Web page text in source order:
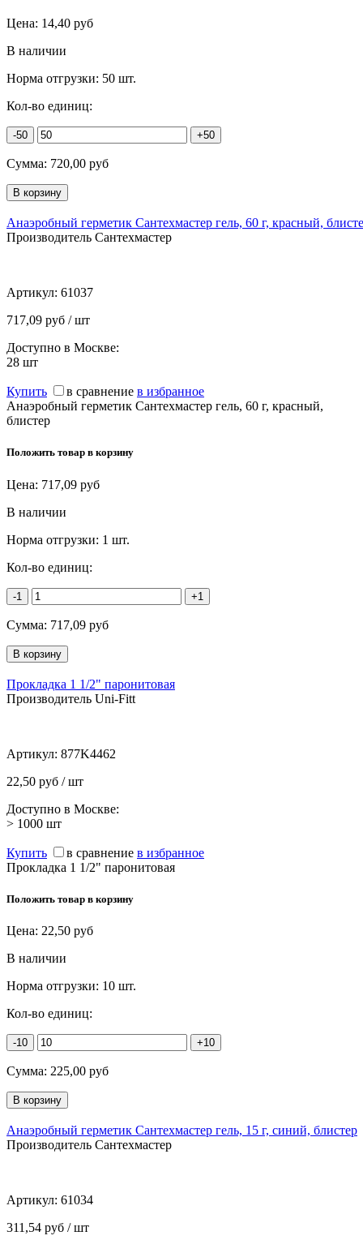
Цена: 14,40 руб
В наличии
Норма отгрузки: 50 шт.
Кол-во единиц:
-50 +50
Сумма: 720,00 руб
Анаэробный герметик Сантехмастер гель, 60 г, красный,
Производитель Сантехмастер
Артикул: 61037
717,09 руб / шт
Доступно в Москве:
28 шт
Купить в сравнение в избранное
Анаэробный герметик Сантехмастер гель, 60 г, красный,
блистер
Положить товар в корзину
Цена: 717,09 руб
В наличии
Норма отгрузки: 1 шт.
Кол-во единиц:
-1 +1
Сумма: 717,09 руб
Прокладка 1 1/2" паронитовая
Производитель Uni-Fitt
Артикул: 877K4462
22,50 руб / шт
Доступно в Москве:
> 1000 шт
Купить в сравнение в избранное
Прокладка 1 1/2" паронитовая
Положить товар в корзину
Цена: 22,50 руб
В наличии
Норма отгрузки: 10 шт.
Кол-во единиц:
-10 +10
Сумма: 225,00 руб
Анаэробный герметик Сантехмастер гель, 15 г, синий, блистер
Производитель Сантехмастер
Артикул: 61034
311,54 руб / шт